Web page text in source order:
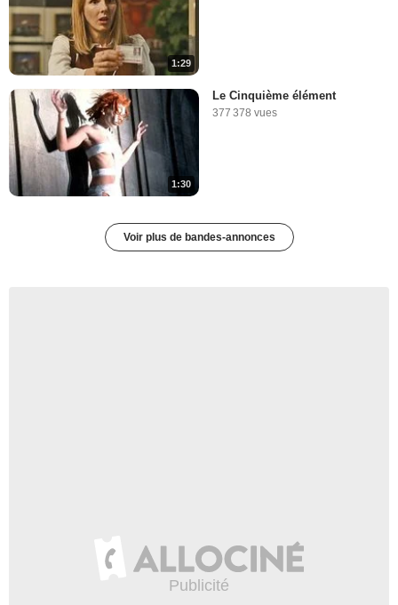
1:29
1:30
Le Cinquième élément
377 378 vues
Voir plus de bandes-annonces